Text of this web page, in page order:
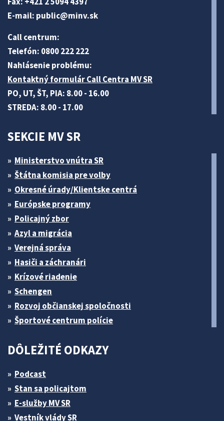
E-mail: public@minv.sk
Call centrum:
Telefón: 0800 222 222
Nahlásenie problému:
Kontaktný formulár Call Centra MV SR
PO, UT, ŠT, PIA: 8.00 - 16.00
STREDA: 8.00 - 17.00
SEKCIE MV SR
Ministerstvo vnútra SR
Štátna komisia pre volby
Okresné úrady/Klientske centrá
Európske programy
Policajný zbor
Azyl a migrácia
Verejná správa
Hasiči a záchranári
Krízové riadenie
Schengen
Rozvoj občianskej spoločnosti
Športové centrum polície
DÔLEŽITÉ ODKAZY
Podcast
Stan sa policajtom
E-služby MV SR
Vestník vlády SR